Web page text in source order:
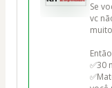
Se
vc
✅30